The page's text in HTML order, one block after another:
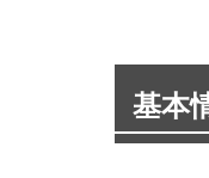
基本